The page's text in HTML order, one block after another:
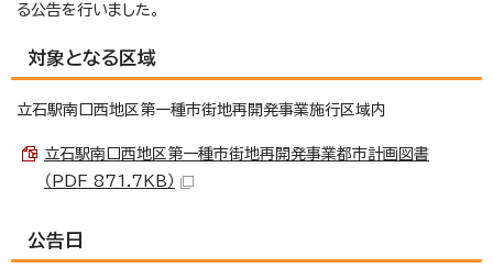
る公告を行いました。
対象となる区域
立石駅南口西地区第一種市街地再開発事業施行区域内
立石駅南口西地区第一種市街地再開発事業都市計画図書
（PDF 871.7KB）
公告日